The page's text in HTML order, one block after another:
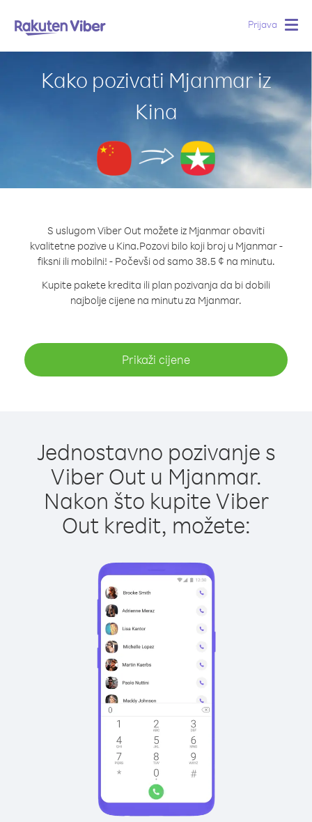
Prijava
Kako pozivati Mjanmar iz
Kina
S uslugom Viber Out možete iz Mjanmar obaviti
kvalitetne pozive u Kina.Pozovi bilo koji broj u Mjanmar -
fiksni ili mobilni! - Počevši od samo 38.5 ¢ na minutu.
Kupite pakete kredita ili plan pozivanja da bi dobili
najbolje cijene na minutu za Mjanmar.
Prikaži cijene
Jednostavno pozivanje s
Viber Out u Mjanmar.
Nakon što kupite Viber
Out kredit, možete: